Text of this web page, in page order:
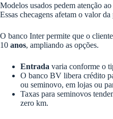
Modelos usados pedem atenção
Essas checagens afetam o valor da
O banco Inter permite que o cliente
10 anos, ampliando as opções.
Entrada varia conforme o
O banco BV libera crédito
ou seminovo, em lojas ou
Taxas para seminovos
zero km.